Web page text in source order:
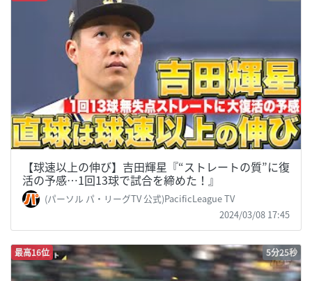
【球速以上の伸び】吉田輝星『“ストレートの質”に復
活の予感…1回13球で試合を締めた！』
(パーソル パ・リーグTV 公式)PacificLeague TV
2024/03/08 17:45
最高16位 5分25秒